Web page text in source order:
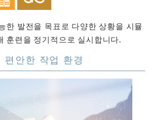
한 발전을 목표로 다양한 상황을 시뮬
훈련을 정기적으로 실시합니다.
편안한 작업 환경